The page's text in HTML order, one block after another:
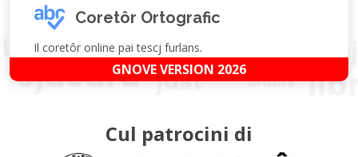
Coretôr Ortografic
Il coretôr online pai tescj furlans.
GNOVE VERSION 2026
Cul patrocini di